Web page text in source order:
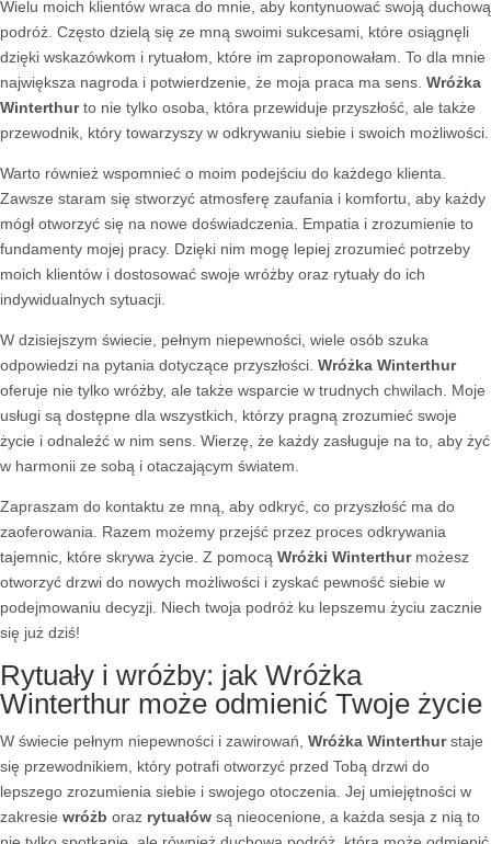
Wielu moich klientów wraca do mnie, aby kontynuować swoją duchową
podróż. Często dzielą się ze mną swoimi sukcesami, które osiągnęli
dzięki wskazówkom i rytuałom, które im zaproponowałam. To dla mnie
największa nagroda i potwierdzenie, że moja praca ma sens. Wróżka
Winterthurto nie tylko osoba, która przewiduje przyszłość, ale także
przewodnik, który towarzyszy w odkrywaniu siebie i swoich możliwości.
Warto również wspomnieć o moim podejściu do każdego klienta.
Zawsze staram się stworzyć atmosferę zaufania i komfortu, aby każdy
mógł otworzyć się na nowe doświadczenia. Empatia i zrozumienie to
fundamenty mojej pracy. Dzięki nim mogę lepiej zrozumieć potrzeby
moich klientów i dostosować swoje wróżby oraz rytuały do ich
indywidualnych sytuacji.
W dzisiejszym świecie, pełnym niepewności, wiele osób szuka
odpowiedzi na pytania dotyczące przyszłości. Wróżka Winterthur
oferuje nie tylko wróżby, ale także wsparcie w trudnych chwilach. Moje
usługi są dostępne dla wszystkich, którzy pragną zrozumieć swoje
życie i odnaleźć w nim sens. Wierzę, że każdy zasługuje na to, aby żyć
w harmonii ze sobą i otaczającym światem.
Zapraszam do kontaktu ze mną, aby odkryć, co przyszłość ma do
zaoferowania. Razem możemy przejść przez proces odkrywania
tajemnic, które skrywa życie. Z pomocą Wróżki Winterthurmożesz
otworzyć drzwi do nowych możliwości i zyskać pewność siebie w
podejmowaniu decyzji. Niech twoja podróż ku lepszemu życiu zacznie
się już dziś!
Rytuały i wróżby: jak Wróżka
Winterthur może odmienić Twoje życie
W świecie pełnym niepewności i zawirowań, Wróżka Winterthurstaje
się przewodnikiem, który potrafi otworzyć przed Tobą drzwi do
lepszego zrozumienia siebie i swojego otoczenia. Jej umiejętności w
zakresie wróżb oraz rytuałów są nieocenione, a każda sesja z nią to